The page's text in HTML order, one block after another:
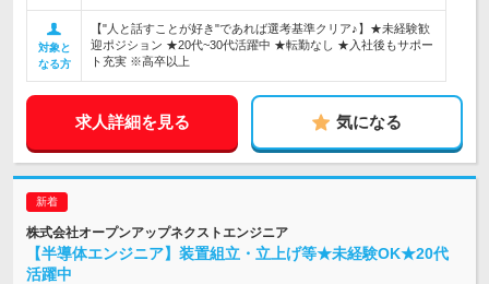
対象と
なる方
【"人と話すことが好き"であれば選考基準クリア♪】★未経験歓
迎ポジション ★20代~30代活躍中 ★転勤なし ★入社後もサポー
ト充実 ※高卒以上
求人詳細を見る 気になる
株式会社オープンアップネクストエンジニア
【半導体エンジニア】装置組立・立上げ等★未経験OK★20代
活躍中